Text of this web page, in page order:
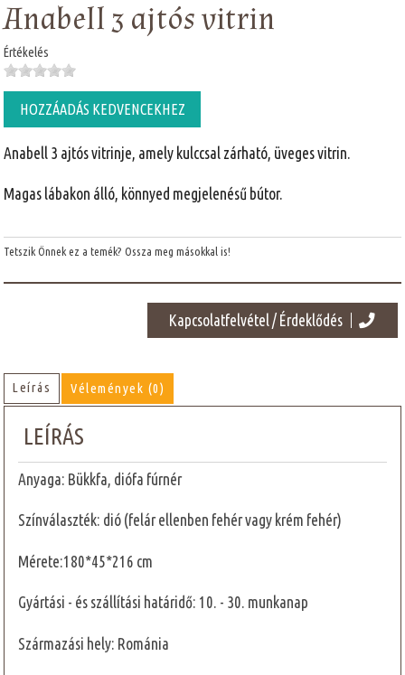
Anabell 3 ajtós vitrin
Értékelés
HOZZÁADÁS KEDVENCEKHEZ
Anabell 3 ajtós vitrinje, amely kulccsal zárható, üveges vitrin.
Magas lábakon álló, könnyed megjelenésű bútor.
Tetszik Önnek ez a temék? Ossza meg másokkal is!
Kapcsolatfelvétel / Érdeklődés
Leírás Vélemények (0)
LEÍRÁS
Anyaga: Bükkfa, diófa fúrnér
Színválaszték: dió (felár ellenben fehér vagy krém fehér)
Mérete:180*45*216 cm
Gyártási - és szállítási határidő: 10. - 30. munkanap
Származási hely: Románia